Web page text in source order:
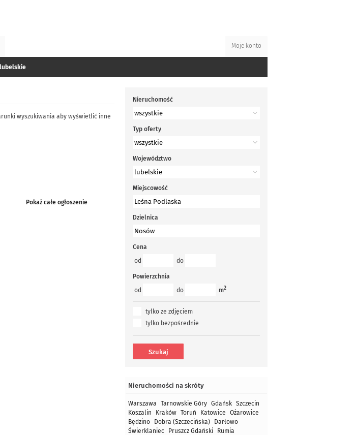
Moje konto
wyszukiwania aby wyświetlić inne
Pokaż całe ogłoszenie
Nieruchomość
Typ oferty
Województwo
Miejscowość
Dzielnica
Cena
od
do
Powierzchnia
od
do m2
tylko ze zdjęciem
tylko bezpośrednie
Nieruchomości na skróty
Warszawa Tarnowskie Góry Gdańsk Szczecin
Koszalin
Kraków Toruń Katowice
Ożarowice
Będzino
Dobra (Szczecińska)
Darłowo
Świerklaniec
Pruszcz Gdański Rumia